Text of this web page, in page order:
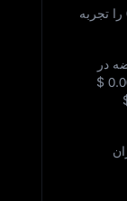
را تجربه
در
$